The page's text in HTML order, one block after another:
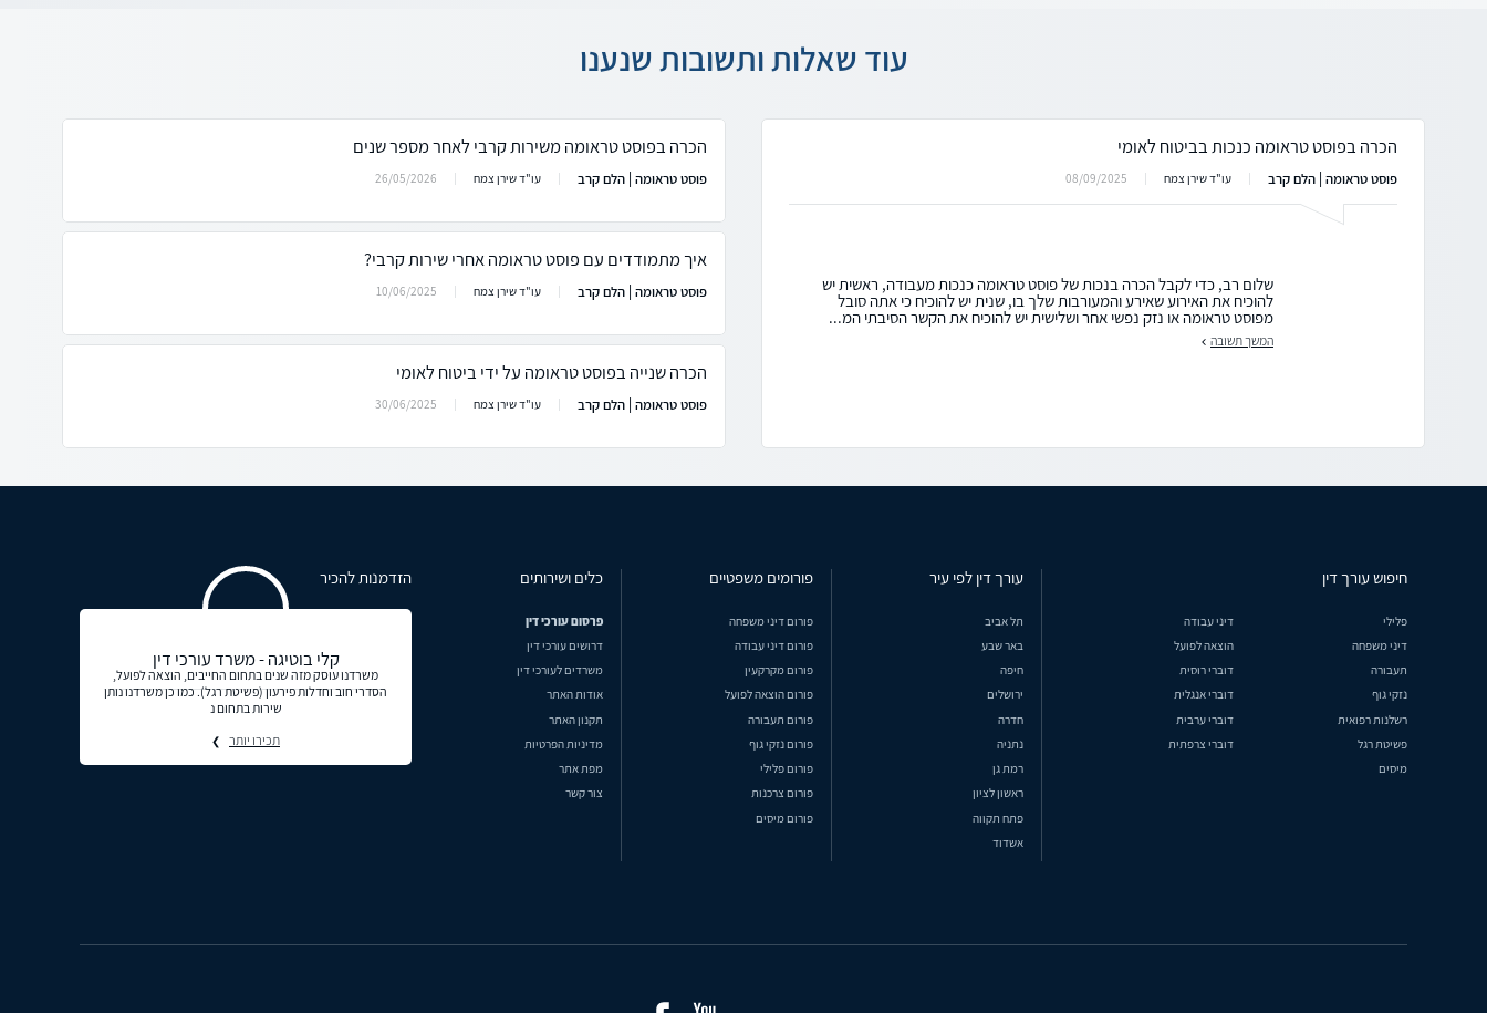
עוד שאלות ותשובות שנענו
הכרה בפוסט טראומה כנכות בביטוח לאומי
פוסט טראומה | הלם קרב עו"ד שירן צמח 08/09/2025
שלום רב, כדי לקבל הכרה בנכות של פוסט טראומה כנכות מעבודה, ראשית יש
להוכיח את האירוע שאירע והמעורבות שלך בו, שנית יש להוכיח כי אתה סובל
מפוסט טראומה או נזק נפשי אחר ושלישית יש להוכיח את הקשר הסיבתי המ...
המשך תשובה
הכרה בפוסט טראומה משירות קרבי לאחר מספר שנים
פוסט טראומה | הלם קרב עו"ד שירן צמח 26/05/2026
איך מתמודדים עם פוסט טראומה אחרי שירות קרבי?
פוסט טראומה | הלם קרב עו"ד שירן צמח 10/06/2025
הכרה שנייה בפוסט טראומה על ידי ביטוח לאומי
פוסט טראומה | הלם קרב עו"ד שירן צמח 30/06/2025
חיפוש עורך דין
פלילי
דיני עבודה
דיני משפחה
הוצאה לפועל
תעבורה
דוברי רוסית
נזקי גוף
דוברי אנגלית
רשלנות רפואית
דוברי ערבית
פשיטת רגל
דוברי צרפתית
מיסים
עורך דין לפי עיר
תל אביב
באר שבע
חיפה
ירושלים
חדרה
נתניה
רמת גן
ראשון לציון
פתח תקווה
אשדוד
פורומים משפטיים
פורום דיני משפחה
פורום דיני עבודה
פורום מקרקעין
פורום הוצאה לפועל
פורום תעבורה
פורום נזקי גוף
פורום פלילי
פורום צרכנות
פורום מיסים
כלים ושירותים
פרסום עורכי דין
דרושים עורכי דין
משרדים לעורכי דין
אודות האתר
תקנון האתר
מדיניות הפרטיות
מפת אתר
צור קשר
הזדמנות להכיר
קלי בוטיגה - משרד עורכי דין
משרדנו עוסק מזה שנים בתחום החייבים, הוצאה לפועל,
הסדרי חוב וחדלות פירעון (פשיטת רגל). כמו כן משרדנו נותן
שירות בתחום נ
תכירו יותר